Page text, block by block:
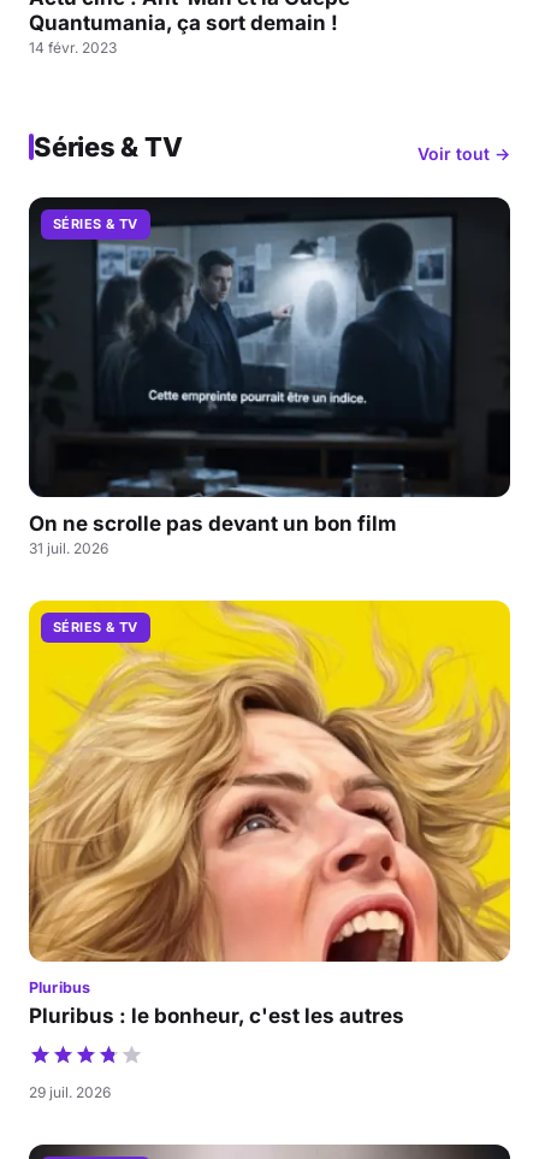
Quantumania, ça sort demain !
14 févr. 2023
Séries & TV Voir tout →
SÉRIES & TV
On ne scrolle pas devant un bon film
31 juil. 2026
SÉRIES & TV
Pluribus
Pluribus : le bonheur, c'est les autres
29 juil. 2026